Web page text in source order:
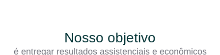
Nosso objetivo
é entregar resultados assistenciais e econômicos